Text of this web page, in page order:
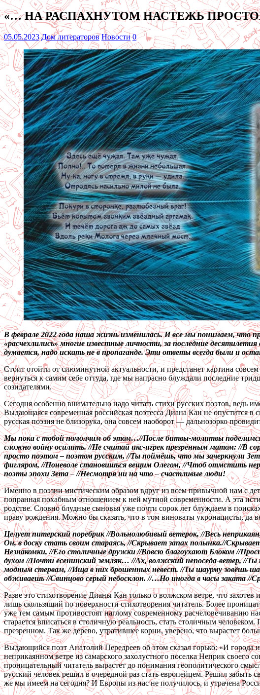
«… НА РАСПАХНУТОМ НАСТЕЖЬ
05.05.2023 Дом литераторов Новости 0
В феврале 2022 года наша жизнь изменилась. И все мы понимаем, что
«расчехлились» многие известные личности, за последние
думается, надо искать не в пропаганде. Эти ответы всегда были и
Стоит отойти от сиюминутной актуальности, и предстанет картина
вернуться к самим себе оттуда, где мы напрасно блуждали последние
созидателями.
Сегодня особенно внимательно надо читать стихи русских поэтов, ведь
Выдающаяся современная российская поэтесса Диана Кан не опустится в
русская поэзия не близорука, она совсем наоборот — дальнозорко
Мы пока с тобой помолчим об этом…//После битвы-молитвы поделимся
сложно войну осилить. //Не считай икс-игрек презренным матом: //В
просто поэтом – поэтом русским, //Ты поймёшь, что мы зачеркнули
фигляром, //Поневоле становишься вещим Олегом, //Чтоб отмстить
поэты эпохи Зета – //Несмотря ни на что – счастливые люди!
Именно в поэзии мистическим образом вдруг из всем привычной нам с
попранная похабным отношением к ней мутной современности. А эта
родстве. Словно блудные сыновья уже почти сорок лет блуждаем в
праву рождения. Можно бы сказать, что в том виноваты укронацисты, да
Целует питерский поребрик //Вольнолюбивый ветерок, //Весь
Он, в доску стать своим стараясь, //Скрывает запах полынка.//
Незнакомки, //Его столичные дружки //Вовсю благоухают Блоком //
духом //Почти есенинский земляк… //Ах, волжский непоседа-ветер, //
модным стервам, //Ища в них брошенных невест. //Ты шаурму зовёшь
обживаешь //Свинцово серый небосклон. //…Но иногда в часы заката
Разве это стихотворение Дианы Кан только о волжском ветре, что
лишь скользящий по поверхности стихотворения читатель. Более
уже тем самым противостоят наглому современному расчеловечиванию
старается вписаться в столичную реальность, стать столичным
презренном. Так же дерево, утратившее корни, уверено, что вырастет
Выдающийся поэт Анатолий Передреев об этом сказал горько: «И города
неприкаянном ветре из самарского захолустного поселка Неприк
проницательный читатель вырастет до понимания геополитического
русский человек решил в очередной раз стать европейцем. Решил забыть
же мы имеем на сегодня? И Европы из нас не получилось, и утрачена